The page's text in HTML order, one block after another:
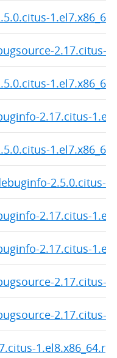
2.17.citus-
2.17.citus-
2.5.0.citus-
2.17.citus-
2.17.citus-
2.17.citus-
2.17.citus-